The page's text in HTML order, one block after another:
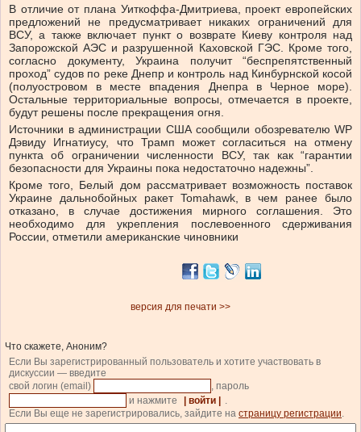
В отличие от плана Уиткоффа-Дмитриева, проект европейских
предложений не предусматривает никаких ограничений для
ВСУ, а также включает пункт о возврате Киеву контроля над
Запорожской АЭС и разрушенной Каховской ГЭС. Кроме того,
согласно документу, Украина получит “беспрепятственный
проход” судов по реке Днепр и контроль над Кинбурнской косой
(полуостровом в месте впадения Днепра в Черное море).
Остальные территориальные вопросы, отмечается в проекте,
будут решены после прекращения огня.
Источники в администрации США сообщили обозревателю WP
Дэвиду Игнатиусу, что Трамп может согласиться на отмену
пункта об ограничении численности ВСУ, так как “гарантии
безопасности для Украины пока недостаточно надежны”.
Кроме того, Белый дом рассматривает возможность поставок
Украине дальнобойных ракет Tomahawk, в чем ранее было
отказано, в случае достижения мирного соглашения. Это
необходимо для укрепления послевоенного сдерживания
России, отметили американские чиновники
версия для печати >>
Что скажете, Аноним?
Если Вы зарегистрированный пользователь и хотите участвовать в
дискуссии — введите
свой логин (email)
, пароль
и нажмите
| войти |
.
Если Вы еще не зарегистрировались, зайдите на страницу регистрации.